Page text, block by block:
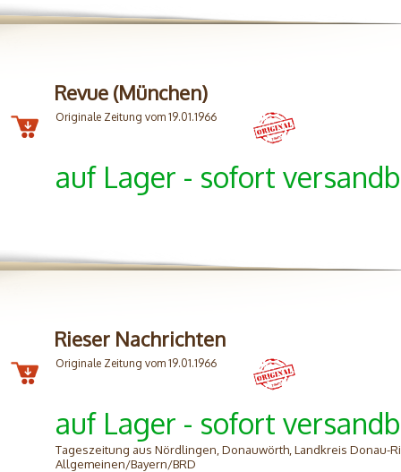
Revue (München)
Originale Zeitung vom 19.01.1966
auf Lager - sofort
Rieser Nachrichten
Originale Zeitung vom 19.01.1966
auf Lager - sofort
Tageszeitung aus Nördlingen, Donauwörth, Landkreis Donau-
Allgemeinen/Bayern/BRD